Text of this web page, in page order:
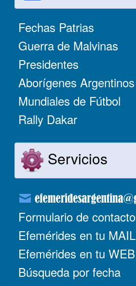
Fechas Patrias
Guerra de Malvinas
Presidentes
Aborígenes Argentinos
Mundiales de Fútbol
Rally Dakar
Servicios
Formulario de contacto
Efemérides en tu MAIL
Efemérides en tu WEB
Búsqueda por fecha